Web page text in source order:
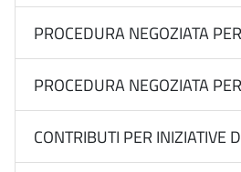
PROCEDURA NEGOZIATA
PROCEDURA NEGOZIATA
CONTRIBUTI PER INIZIATIVE